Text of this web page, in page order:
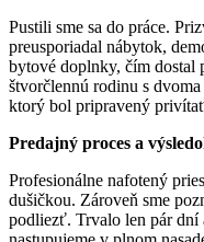
Pustili sme sa do práce.
preusporiadal nábytok,
bytové doplnky, čím
štvorčlennú rodinu s
ktorý bol pripravený
Predajný proces a
Profesionálne nafotený
dušičkou. Zároveň sme
podliezť. Trvalo len pár dní